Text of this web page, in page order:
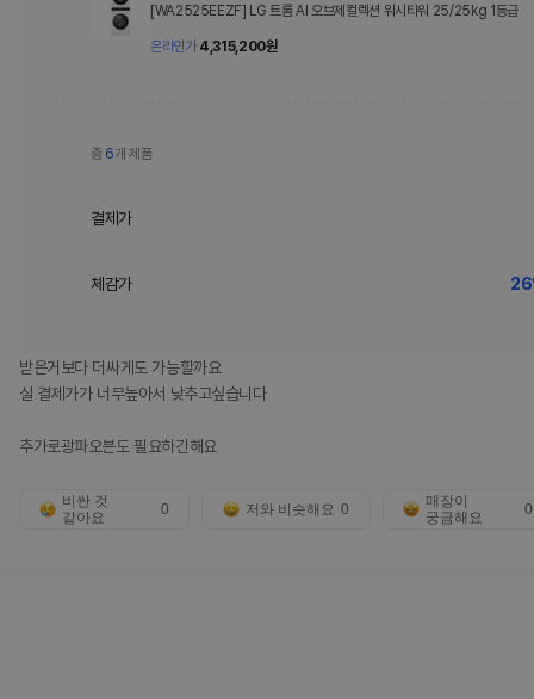
[WA2525EEZF] LG 트롬 AI 오브제컬렉션 워시타워 25/25kg 1등급
온라인가 4,315,200원
총 6개 제품
결제가
체감가 26
받은거보다 더싸게도 가능할까요
실 결제가가 너무높아서 낮추고싶습니다
추가로광파오븐도 필요하긴해요
비싼 것
같아요
0 저와 비슷해요 0
매장이
궁금해요
0